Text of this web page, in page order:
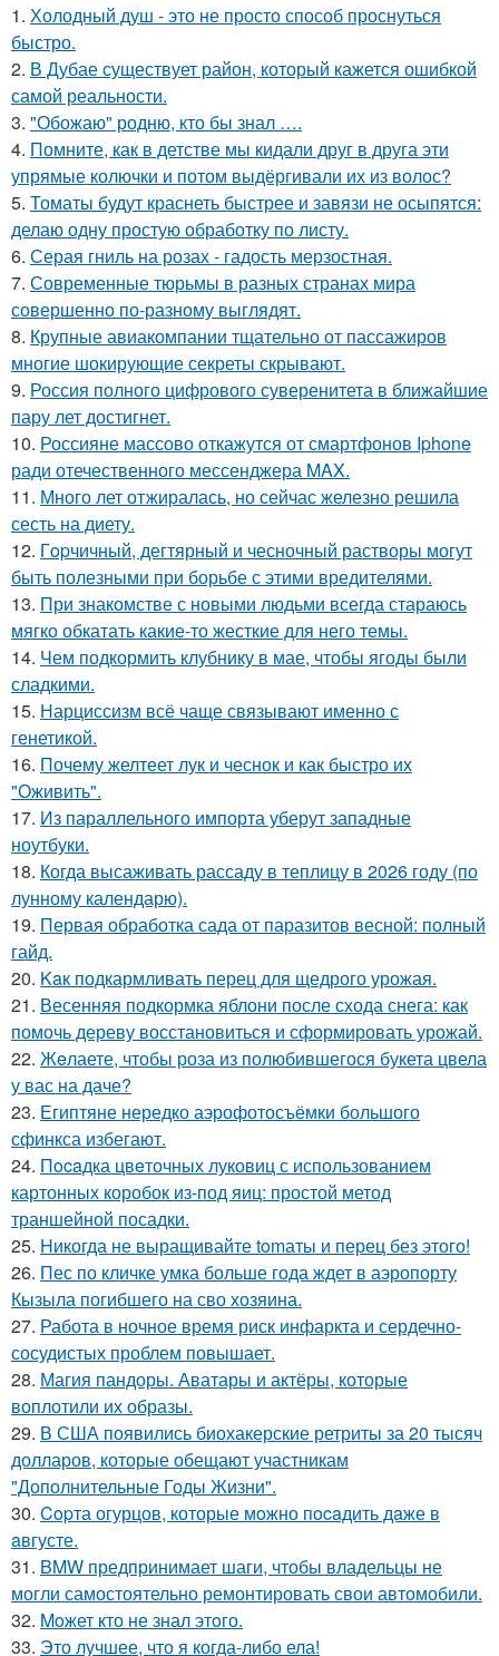
1. Холодный душ - это не просто способ проснуться
быстро.
2. В Дубае существует район, который кажется ошибкой
самой реальности.
3. "Обожаю" родню, кто бы знал ….
4. Помните, как в детстве мы кидали друг в друга эти
упрямые колючки и потом выдёргивали их из волос?
5. Томаты будут краснеть быстрее и завязи не осыпятся:
делаю одну простую обработку по листу.
6. Серая гниль на розах - гадость мерзостная.
7. Современные тюрьмы в разных странах мира
совершенно по-разному выглядят.
8. Крупные авиакомпании тщательно от пассажиров
многие шокирующие секреты скрывают.
9. Россия полного цифрового суверенитета в ближайшие
пару лет достигнет.
10. Россияне массово откажутся от смартфонов Iphone
ради отечественного мессенджера MAX.
11. Много лет отжиралась, но сейчас железно решила
сесть на диету.
12. Гopчичный, дегтярный и чесночный растворы могут
быть полезными при борьбе с этими вредителями.
13. При знакомстве с новыми людьми всегда стараюсь
мягко обкатать какие-то жесткие для него темы.
14. Чем подкормить клубнику в мае, чтобы ягоды были
сладкими.
15. Нарциссизм всё чаще связывают именно с
генетикой.
16. Почему желтеет лук и чеснок и как быстро их
"Оживить".
17. Из параллельного импорта уберут западные
ноутбуки.
18. Когда высаживать рассаду в теплицу в 2026 году (по
лунному календарю).
19. Первая обработка сада от паразитов весной: полный
гайд.
20. Kaк подкармливать перец для щедрого урожая.
21. Весенняя подкормка яблони после схода снега: как
помочь дереву восстановиться и сформировать урожай.
22. Жeлаете, чтобы роза из полюбившегося букета цвела
у вас на даче?
23. Египтяне нередко аэрофотосъёмки большого
сфинкса избегают.
24. Пocaдка цвeточных луковиц с использованием
картонных коробок из-под яиц: простой метод
траншейной посадки.
25. Hикогда не выращивайте tomаты и перец без этого!
26. Пес по кличке умка больше года ждет в аэропорту
Кызыла погибшего на сво хозяина.
27. Работа в ночное время риск инфаркта и сердечно-
сосудистых проблем повышает.
28. Магия пандоры. Аватары и актёры, которые
воплотили их образы.
29. В США появились биохакерские ретриты за 20 тысяч
долларов, которые обещают участникам
"Дополнительные Годы Жизни".
30. Copта огурцов, которые мoжно пocaдить дaже в
aвгусте.
31. BMW предпринимает шаги, чтобы владельцы не
могли самостоятельно ремонтировать свои автомобили.
32. Moжет кто не знал этoго.
33. Это лучшее, что я когда-либо ела!